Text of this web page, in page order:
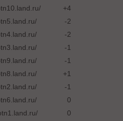
+4
-2
-2
-1
-1
+1
-1
0
0